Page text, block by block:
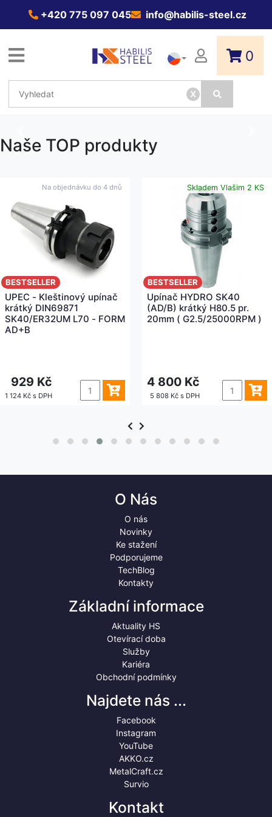
+420 775 097 045 info@habilis-steel.cz
x
0
Previous
Naše TOP produkty
BESTSELLER
UPEC - Kleštinový upínač
krátký DIN69871
SK40/ER32UM L70 - FORM
AD+B
929 Kč
1 124 Kč s DPH
Na objednávku do 4 dnů
BESTSELLER
Upínač HYDRO SK40
(AD/B) krátký H80.5 pr.
20mm ( G2.5/25000RPM )
4 800 Kč
5 808 Kč s DPH
Skladem Vlašim 2 KS
O Nás
O nás
Novinky
Ke stažení
Podporujeme
TechBlog
Kontakty
Základní informace
Aktuality HS
Otevírací doba
Služby
Kariéra
Obchodní podmínky
Najdete nás ...
Facebook
Instagram
YouTube
AKKO.cz
MetalCraft.cz
Survio
Kontakt